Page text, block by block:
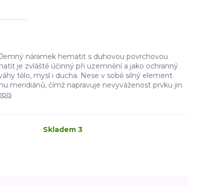
náramek hematit s duhovou povrchovou
je zvláště účinný při uzemnění a jako ochranný
tělo, mysl i ducha. Nese v sobě silný element
meridiánů, čímž napravuje nevyváženost prvku jin.
Skladem 3